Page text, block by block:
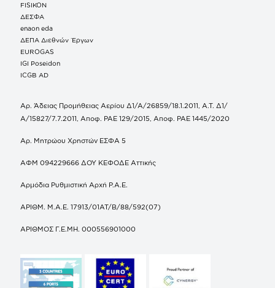
FISIKON
ΔΕΣΦΑ
enaon eda
ΔΕΠΑ Διεθνών Έργων
EUROGAS
IGI Poseidon
ICGB AD
Αρ. Άδειας Προμήθειας Αερίου Δ1/Α/26859/18.1.2011, Α.Τ. Δ1/
Α/15827/7.7.2011, Αποφ. ΡΑΕ 129/2015, Αποφ. ΡΑΕ 1445/2020
Αρ. Μητρώου Χρηστών ΕΣΦΑ 5
ΑΦΜ 094229666 ΔΟΥ ΚΕΦΟΔΕ Αττικής
Αρμόδια Ρυθμιστική Αρχή Ρ.Α.Ε.
ΑΡΙΘΜ. Μ.Α.Ε. 17913/01ΑΤ/Β/88/592(07)
ΑΡΙΘΜΟΣ Γ.Ε.ΜΗ. 000556901000